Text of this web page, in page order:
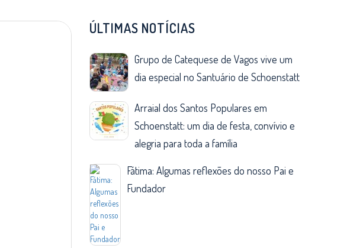
ÚLTIMAS NOTÍCIAS
Grupo de Catequese de Vagos vive um
dia especial no Santuário de Schoenstatt
Arraial dos Santos Populares em
Schoenstatt: um dia de festa, convívio e
alegria para toda a família
Fátima: Algumas reflexões do nosso Pai e
Fundador